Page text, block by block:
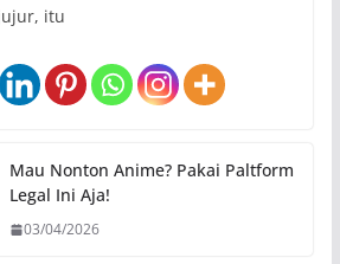
itu
Mau Nonton Anime? Pakai Paltform
Legal Ini Aja!
03/04/2026